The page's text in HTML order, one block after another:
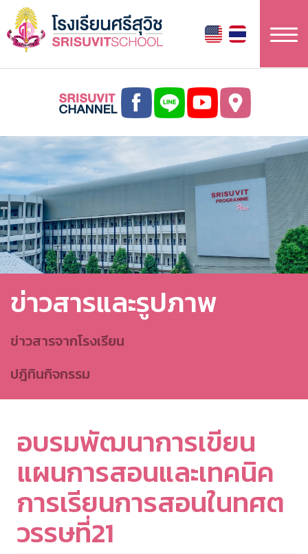
ยัง
เนื้อหา
ข่าวสารและรูปภาพ
ข่าวสารจากโรงเรียน
ปฎิทินกิจกรรม
อบรมพัฒนาการเขียน
แผนการสอนและเทคนิค
การเรียนการสอนในทศต
วรรษที่21